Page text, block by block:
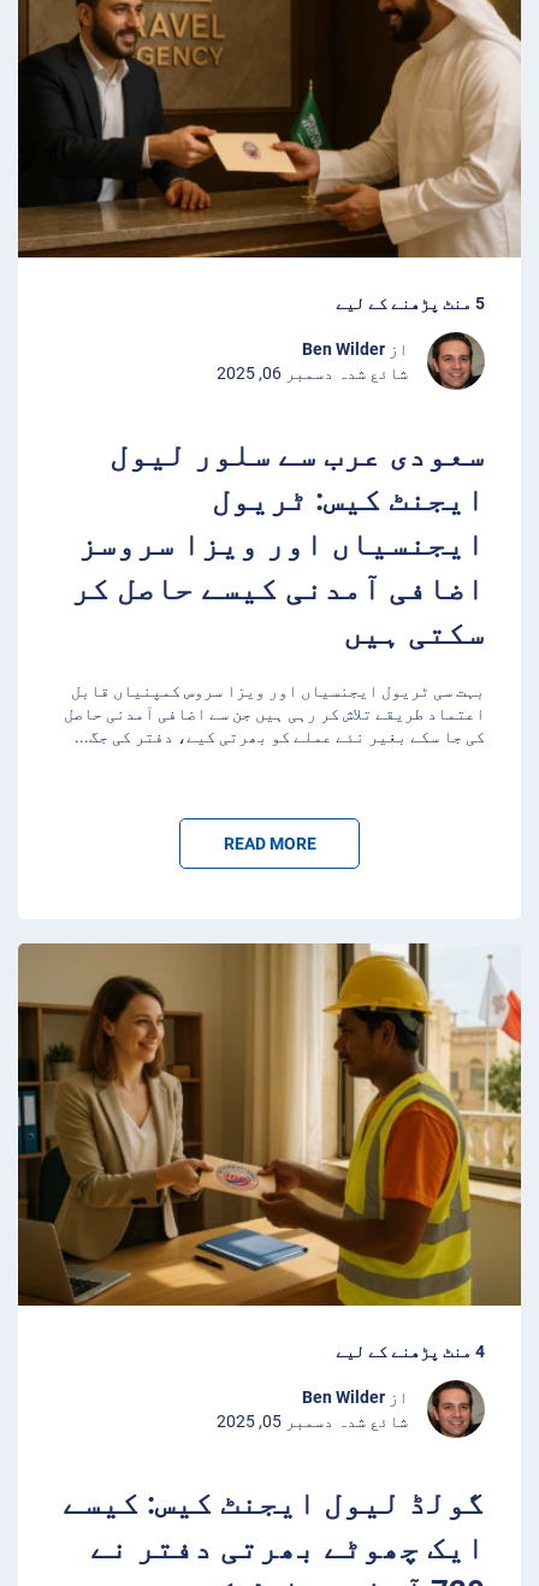
5 منٹ پڑھنے کے لیے
از Ben Wilder
شائع شدہ دسمبر 06, 2025
سعودی عرب سے سلور لیول
ایجنٹ کیس: ٹریول
ایجنسیاں اور ویزا سروسز
اضافی آمدنی کیسے حاصل کر
سکتی ہیں
بہت سی ٹریول ایجنسیاں اور ویزا سروس کمپنیاں قابل
اعتماد طریقے تلاش کر رہی ہیں جن سے اضافی آمدنی حاصل
کی جا سکے بغیر نئے عملے کو بھرتی کیے، دفتر کی جگ...
READ MORE
4 منٹ پڑھنے کے لیے
از Ben Wilder
شائع شدہ دسمبر 05, 2025
گولڈ لیول ایجنٹ کیس: کیسے
ایک چھوٹے بھرتی دفتر نے